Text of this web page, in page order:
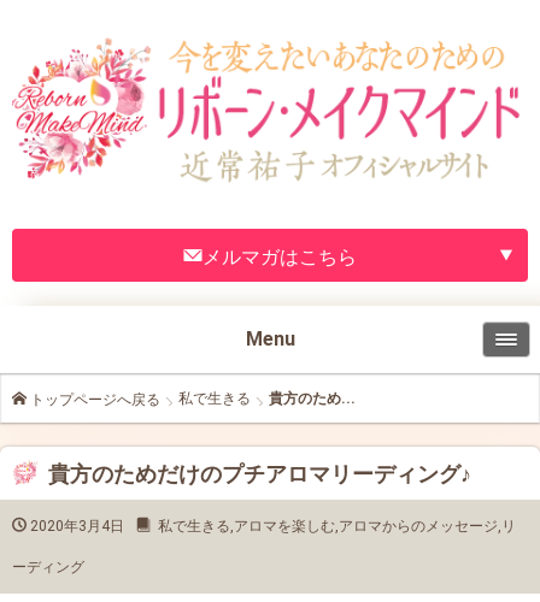
メルマガはこちら
Menu
トップページへ戻る 私で生きる 貴方のため...
貴方のためだけのプチアロマリーディング♪
2020年3月4日 私で生きる,アロマを楽しむ,アロマからのメッセージ, リ
ーディング